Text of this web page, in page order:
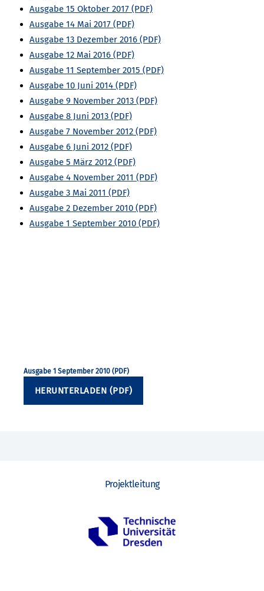
Ausgabe 15 Oktober 2017
Ausgabe 14 Mai 2017
Ausgabe 13 Dezember 2016
Ausgabe 12 Mai 2016
Ausgabe 11 September 2015
Ausgabe 10 Juni 2014
Ausgabe 9 November 2013
Ausgabe 8 Juni 2013
Ausgabe 7 November 2012
Ausgabe 6 Juni 2012
Ausgabe 5 März 2012
Ausgabe 4 November 2011
Ausgabe 3 Mai 2011
Ausgabe 2 Dezember 2010
Ausgabe 1 September 2010
Ausgabe 1 September 2010
HERUNTERLADEN
Projektleitung